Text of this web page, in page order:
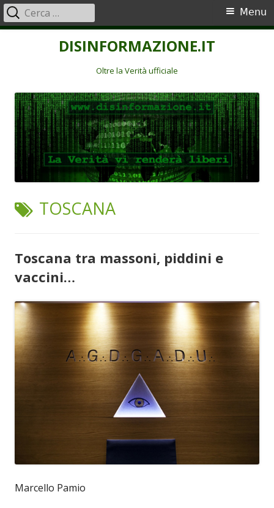
DISINFORMAZIONE.IT
Oltre la Verità ufficiale
Menu
principale
Menu
Ricerca
per:
TAG:
TOSCANA
Toscana tra massoni, piddini e
vaccini…
Marcello Pamio